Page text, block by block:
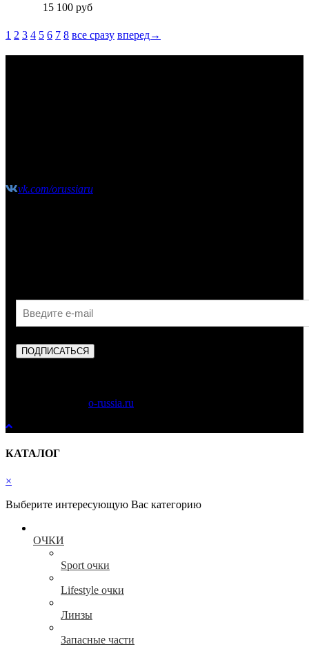
15 100 руб
1 2 3 4 5 6 7 8 все сразу вперед→
vk.com/orussiaru
ПОДПИСАТЬСЯ
o-russia.ru
КАТАЛОГ
×
Выберите интересующую Вас категорию
ОЧКИ
Sport очки
Lifestyle очки
Линзы
Запасные части